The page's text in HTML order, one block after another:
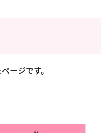
ージです。